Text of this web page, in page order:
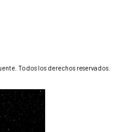
Todos los derechos reservados.